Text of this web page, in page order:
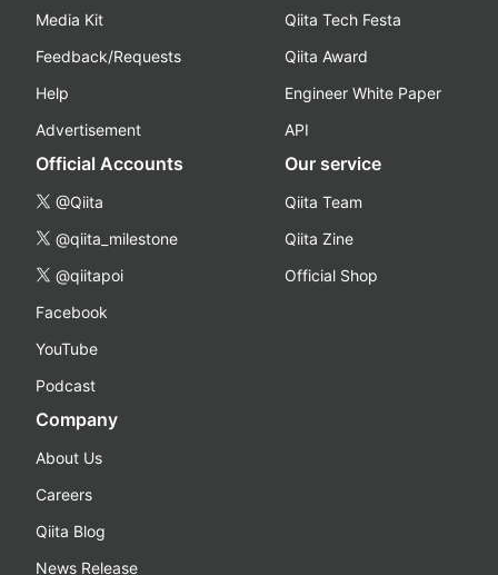
Media Kit
Feedback/Requests
Help
Advertisement
Qiita Tech Festa
Qiita Award
Engineer White Paper
API
Official Accounts
@Qiita
@qiita_milestone
@qiitapoi
Facebook
YouTube
Podcast
Our service
Qiita Team
Qiita Zine
Official Shop
Company
About Us
Careers
Qiita Blog
News Release